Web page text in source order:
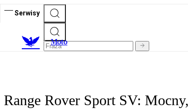
Serwisy
Moto
Range Rover Sport SV: